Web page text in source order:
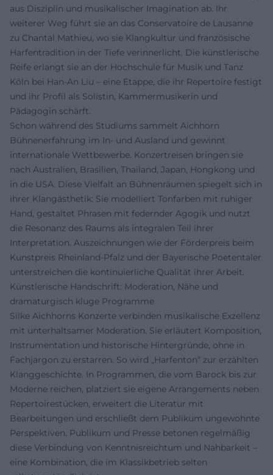
aus Disziplin und musikalischer Imagination ab. Ihr
weiterer Weg führt sie an das Conservatoire de Lausanne
zu Chantal Mathieu, wo sie Klangkultur und französische
Harfentradition in der Tiefe verinnerlicht. Die künstlerische
Reife erlangt sie an der Hochschule für Musik und Tanz
Köln bei Han-An Liu – eine Etappe, die ihr Repertoire festigt
und ihr Profil als Solistin, Kammermusikerin und
Pädagogin schärft.
Schon während des Studiums sammelt Aichhorn
Bühnenerfahrung im In- und Ausland und gewinnt
internationale Wettbewerbe. Konzertreisen bringen sie
nach Australien, Brasilien, Thailand, Japan, Hongkong und
in die USA. Diese Vielfalt an Bühnenräumen spiegelt sich in
ihrer Klangästhetik: Sie modelliert Tonfarben mit ruhiger
Hand, gestaltet Phrasen mit federnder Agogik und nutzt
die Resonanz des Raums als integralen Teil ihrer
Interpretation. Auszeichnungen wie der Förderpreis beim
Kunstpreis Rheinland-Pfalz und der Bayerische Poetentaler
unterstreichen die kontinuierliche Qualität ihrer Arbeit.
Künstlerische Handschrift: Moderation, Nähe und
dramaturgisch kluge Programme
Silke Aichhorns Konzerte verbinden musikalische Exzellenz
mit unterhaltsamer Moderation. Sie erläutert Komposition,
Instrumentation und historische Hintergründe, ohne in
Fachjargon zu erstarren. So wird „Harfenton“ zur erzählten
Klanggeschichte. In Programmen, die vom Barock bis zur
Moderne reichen, platziert sie eigene Arrangements neben
Repertoirestücken, erweitert die Literatur mit
Bearbeitungen und erschließt dem Publikum ungewohnte
Perspektiven. Publikum und Presse betonen regelmäßig
diese Verbindung von Kenntnisreichtum und Nahbarkeit –
eine Kombination, die im Klassikbetrieb selten